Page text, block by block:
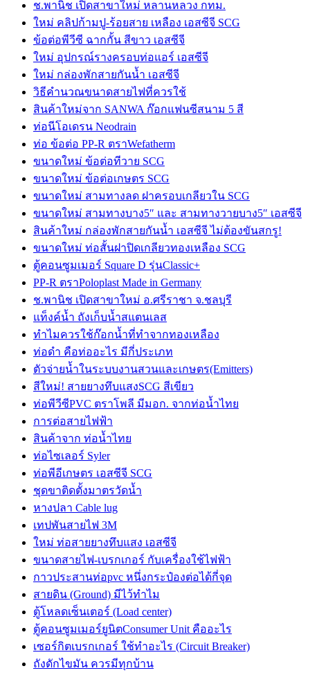
ช.พานิช เปิดสาขาใหม่ หลานหลวง กทม.
ใหม่ คลิปก้ามปู-ร้อยสาย เหลือง เอสซีจี SCG
ข้อต่อพีวีซี ฉากกั้น สีขาว เอสซีจี
ใหม่ อุปกรณ์รางครอบท่อแอร์ เอสซีจี
ใหม่ กล่องพักสายกันน้ำ เอสซีจี
วิธีคำนวณขนาดสายไฟที่ควรใช้
สินค้าใหม่จาก SANWA ก๊อกแฟนซีสนาม 5 สี
ท่อนีโอเดรน Neodrain
ท่อ ข้อต่อ PP-R ตราWefatherm
ขนาดใหม่ ข้อต่อทีวาย SCG
ขนาดใหม่ ข้อต่อเกษตร SCG
ขนาดใหม่ สามทางลด ฝาครอบเกลียวใน SCG
ขนาดใหม่ สามทางบาง5″ และ สามทางวายบาง5″ เอสซีจี
สินค้าใหม่ กล่องพักสายกันน้ำ เอสซีจี ไม่ต้องขันสกรู!
ขนาดใหม่ ท่อสั้นฝาปิดเกลียวทองเหลือง SCG
ตู้คอนซูมเมอร์ Square D รุ่นClassic+
PP-R ตราPoloplast Made in Germany
ช.พานิช เปิดสาขาใหม่ อ.ศรีราชา จ.ชลบุรี
แท็งค์น้ำ ถังเก็บน้ำสแตนเลส
ทำไมควรใช้ก๊อกน้ำที่ทำจากทองเหลือง
ท่อดำ คือท่ออะไร มีกี่ประเภท
ตัวจ่ายน้ำในระบบงานสวนและเกษตร(Emitters)
สีใหม่! สายยางทึบแสงSCG สีเขียว
ท่อพีวีซีPVC ตราโพลี มีมอก. จากท่อน้ำไทย
การต่อสายไฟฟ้า
สินค้าจาก ท่อน้ำไทย
ท่อไซเลอร์ Syler
ท่อพีอีเกษตร เอสซีจี SCG
ชุดขาติดตั้งมาตรวัดน้ำ
หางปลา Cable lug
เทปพันสายไฟ 3M
ใหม่ ท่อสายยางทึบแสง เอสซีจี
ขนาดสายไฟ-เบรกเกอร์ กับเครื่องใช้ไฟฟ้า
กาวประสานท่อpvc หนึ่งกระป๋องต่อได้กี่จุด
สายดิน (Ground) มีไว้ทำไม
ตู้โหลดเซ็นเตอร์ (Load center)
ตู้คอนซูมเมอร์ยูนิตConsumer Unit คืออะไร
เซอร์กิตเบรกเกอร์ ใช้ทำอะไร (Circuit Breaker)
ถังดักไขมัน ควรมีทุกบ้าน